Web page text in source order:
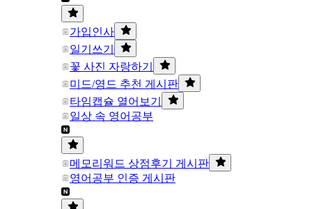
가입인사
일기쓰기
꽃 사진 자랑하기
미드/영드 추천 게시판
타임캡슐 열어보기
일상 속 영어공부
메모리워드 상점후기 게시판
영어공부 인증 게시판